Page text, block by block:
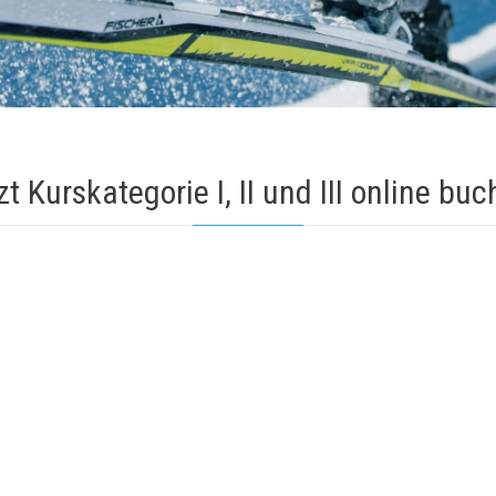
Kurskategorie I, II und III online